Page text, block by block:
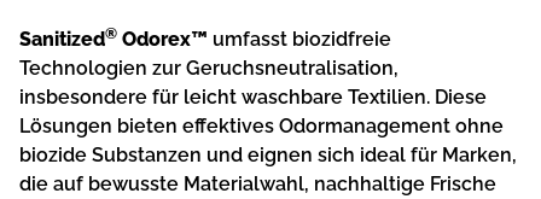
Sanitized® Odorex™ umfasst biozidfreie
Technologien zur Geruchsneutralisation,
insbesondere für leicht waschbare Textilien. Diese
Lösungen bieten effektives Odormanagement ohne
biozide Substanzen und eignen sich ideal für Marken,
die auf bewusste Materialwahl, nachhaltige Frische